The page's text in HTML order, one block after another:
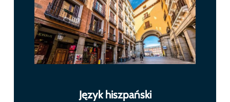
Język hiszpański